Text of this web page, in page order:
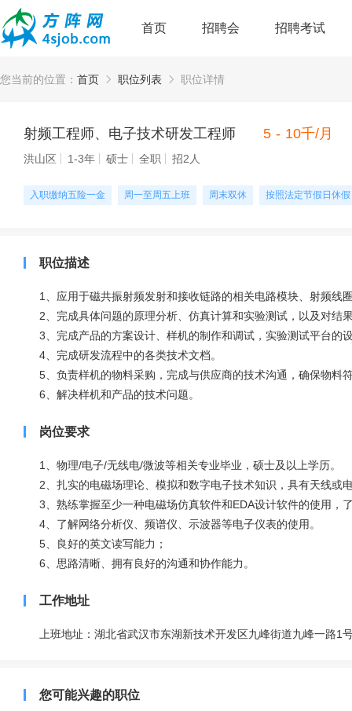
首页 招聘会 招聘考试
您当前的位置： 首页 职位列表 职位详情
射频工程师、电子技术研发工程师 5 - 10千/月
洪山区 1-3年 硕士 全职 招2人
入职缴纳五险一金 周一至周五上班 周末双休 按照法定节假日休假
职位描述
1、应用于磁共振射频发射和接收链路的相关电路模块、射频线
2、完成具体问题的原理分析、仿真计算和实验测试，以及对结
3、完成产品的方案设计、样机的制作和调试，实验测试平台的
4、完成研发流程中的各类技术文档。
5、负责样机的物料采购，完成与供应商的技术沟通，确保物料
6、解决样机和产品的技术问题。
岗位要求
1、物理/电子/无线电/微波等相关专业毕业，硕士及以上学历。
2、扎实的电磁场理论、模拟和数字电子技术知识，具有天线或
3、熟练掌握至少一种电磁场仿真软件和EDA设计软件的使用，
4、了解网络分析仪、频谱仪、示波器等电子仪表的使用。
5、良好的英文读写能力；
6、思路清晰、拥有良好的沟通和协作能力。
工作地址
上班地址：湖北省武汉市东湖新技术开发区九峰街道九峰一路1
您可能兴趣的职位